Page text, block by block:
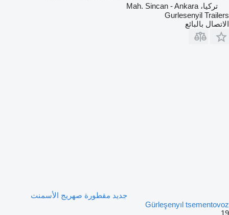
تركيا، Mah. Sincan - Ankara
Gurlesenyil Trailers
الاتصال بالبائع
جديد مقطورة صهريج الأسمنت
Gürleşenyıl tsementovoz